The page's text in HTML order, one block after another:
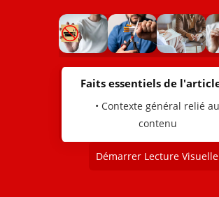
Faits essentiels de
• Contexte général relié au
contenu
Démarrer Lecture Visuelle